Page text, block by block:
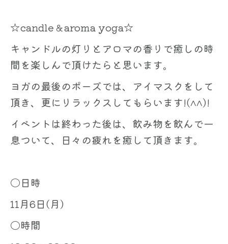
☆candle＆aroma yoga☆
キャンドルの灯りとアロマの香りで癒しの時
間を楽しんで頂けたらと思います。
ヨガの最後のポーズでは、アイマスクをして
頂き、更にリラックスしてもらいます!(^^)!
イベントは終わった後は、飲み物を飲んで一
息ついて、日々の疲れを癒して頂きます。
〇日時
11月6日(月)
〇時間